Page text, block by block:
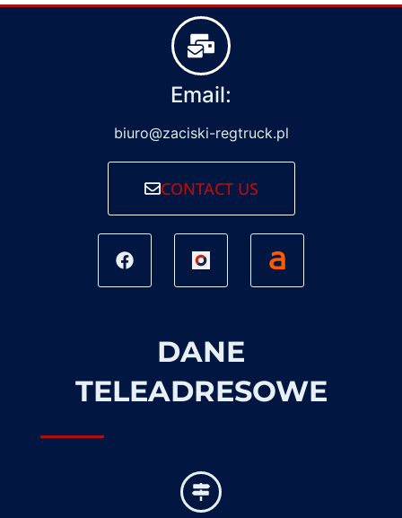
Email:
biuro@zaciski-regtruck.pl
CONTACT US
DANE
TELEADRESOWE